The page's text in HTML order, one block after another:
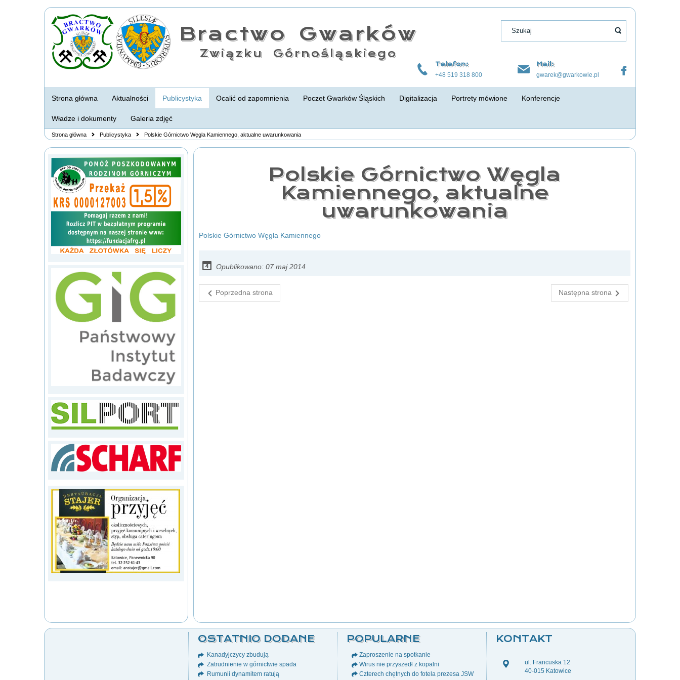
Bractwo Gwarków
Związku Górnośląskiego
Telefon:
+48 519 318 800
Mail:
gwarek@gwarkowie.pl
Strona główna Aktualności Publicystyka Ocalić od zapomnienia Poczet Gwarków Śląskich Digitalizacja Portrety mówione Konferencje
Władze i dokumenty Galeria zdjęć
Strona główna Publicystyka Polskie Górnictwo Węgla Kamiennego, aktualne uwarunkowania
Polskie Górnictwo Węgla
Kamiennego, aktualne
uwarunkowania
Polskie Górnictwo Węgla Kamiennego
Opublikowano: 07 maj 2014
Poprzedna strona Następna strona
OSTATNIO DODANE
Kanadyjczycy zbudują
Zatrudnienie w górnictwie spada
Rumunii dynamitem ratują
POPULARNE
Zaproszenie na spotkanie
Wirus nie przyszedł z kopalni
Czterech chętnych do fotela prezesa JSW
KONTAKT
ul. Francuska 12
40-015 Katowice